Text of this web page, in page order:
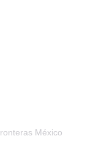
México